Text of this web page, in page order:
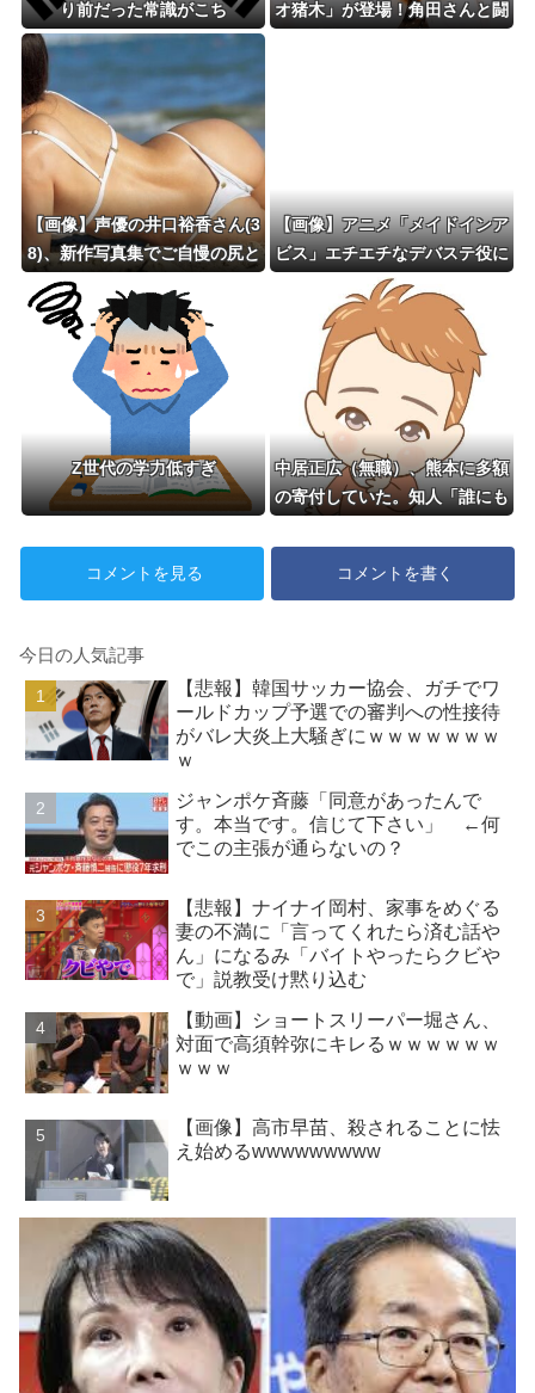
り前だった常識がこち
ら・・・」
オ猪木」が登場！角田さんと闘
【画像】声優の井口裕香さん(3
8)、新作写真集でご自慢の尻と
お●ぱいを披露ｗｗｗｗｗｗ
【画像】アニメ「メイドインア
ビス」エチエチなデバステ役に
諸星すみれさんｗｗｗｗｗ
Z世代の学力低すぎ
中居正広（無職）、熊本に多額
の寄付していた。知人「誰にも
てない」
コメントを見る
コメントを書く
今日の人気記事
【悲報】韓国サッカー協会、ガチでワ
ールドカップ予選での審判への性接待
がバレ大炎上大騒ぎにｗｗｗｗｗｗｗ
ｗ
ジャンポケ斉藤「同意があったんで
す。本当です。信じて下さい」 ←何
でこの主張が通らないの？
【悲報】ナイナイ岡村、家事をめぐる
妻の不満に「言ってくれたら済む話や
ん」になるみ「バイトやったらクビや
で」説教受け黙り込む
【動画】ショートスリーパー堀さん、
対面で高須幹弥にキレるｗｗｗｗｗｗ
ｗｗｗ
【画像】高市早苗、殺されることに怯
え始めるwwwwwwwww